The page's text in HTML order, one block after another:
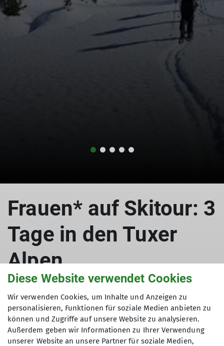
Frauen* auf Skitour: 3
Tage in den Tuxer
Alpen
01.03.2026
Frauen* auf Tour News Bergsport Natur
Diese Website verwendet Cookies
Wir verwenden Cookies, um Inhalte und Anzeigen zu
personalisieren, Funktionen für soziale Medien anbieten zu
können und Zugriffe auf unsere Website zu analysieren.
Außerdem geben wir Informationen zu Ihrer Verwendung
unserer Website an unsere Partner für soziale Medien,